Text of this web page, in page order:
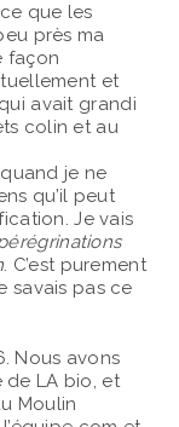
que les
près ma
façon
et
avait grandi
colin et au
je ne
qu’il peut
Je vais
. C’est purement
savais pas ce
Nous avons
LA bio, et
Moulin